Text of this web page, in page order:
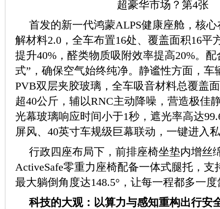
首发的新一代鸿蒙ALPS健康座舱，核
解材料2.0，全车布置16处、覆盖面积16平
提升40%，醛类物质吸附效率提高20%。
式”，确保空气始终纯净。静谧性方面，车
PVB双层夹胶玻璃，全车吸音材料总覆盖
超40公斤，辅以RNC主动降噪，营造极佳
光幕玻璃响应时间小于1秒，遮光率高达
屏风、40英寸车规级巨幕联动，一键进入
行政四座布局下，前排座椅坐垫内增丝
ActiveSafe零重力座椅配备一体式腿托，
最大躺倒角度达148.5°，让每一程都多一
科技的大观：以算力与感知重构出行安